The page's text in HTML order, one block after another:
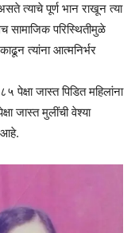
त्याचे पूर्ण भान राखून त्या
सामाजिक परिस्थितीमुळे
त्यांना आत्मनिर्भर
पेक्षा जास्त पिडित महिलांना
जास्त मुलींची वेश्या
आहे.